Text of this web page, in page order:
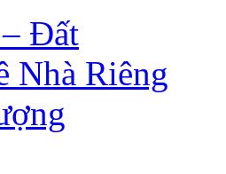
Đất
Nhà Riêng